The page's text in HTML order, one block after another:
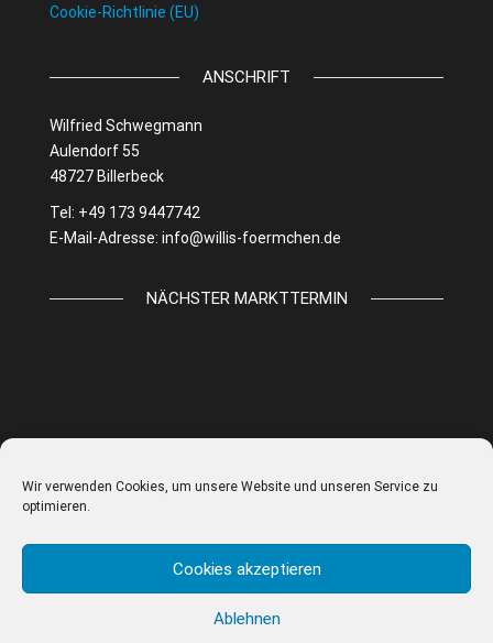
Wir verwenden Cookies, um unsere Website und unseren Service zu
optimieren.
Cookies akzeptieren
Ablehnen
Cookie-Richtlinie (EU)
ANSCHRIFT
Wilfried Schwegmann
Aulendorf 55
48727 Billerbeck
Tel: +49 173 9447742
E-Mail-Adresse: info@willis-foermchen.de
NÄCHSTER MARKTTERMIN
IMPRESSUM